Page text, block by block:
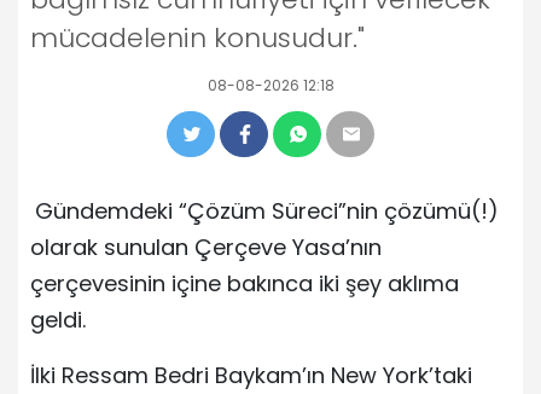
mücadelenin konusudur."
08-08-2026 12:18
Gündemdeki “Çözüm Süreci”nin çözümü(!)
olarak sunulan Çerçeve Yasa’nın
çerçevesinin içine bakınca iki şey aklıma
geldi.
İlki Ressam Bedri Baykam’ın New York’taki